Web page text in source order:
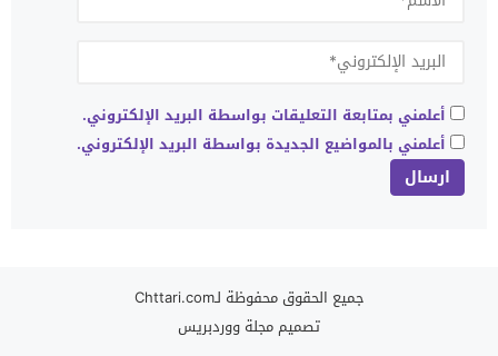
أعلمني بمتابعة التعليقات بواسطة البريد الإلكتروني.
أعلمني بالمواضيع الجديدة بواسطة البريد الإلكتروني.
جميع الحقوق محفوظة لـChttari.com
تصميممجلة ووردبريس